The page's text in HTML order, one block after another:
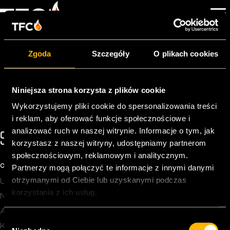
Zgoda Szczegóły O plikach cookies
Niniejsza strona korzysta z plików cookie
Wykorzystujemy pliki cookie do spersonalizowania treści
i reklam, aby oferować funkcje społecznościowe i
analizować ruch w naszej witrynie. Informacje o tym, jak
korzystasz z naszej witryny, udostępniamy partnerom
społecznościowym, reklamowym i analitycznym.
Partnerzy mogą połączyć te informacje z innymi danymi
otrzymanymi od Ciebie lub uzyskanymi podczas
korzystania z ich usług.
MEDEWERK(ST)ER
FINANCIËLE
ADMINISTRATIE
PrzezDennis Lambert | 2024-05-08
SKONTAKTUJ SIĘ Z NAMI!
INFO@TFC-POWER.COM
+31 74 2783966
O TFC
Usługi
News
About Us
Kontakt